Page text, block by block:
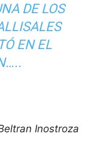
DE LOS
EN EL
Inostroza